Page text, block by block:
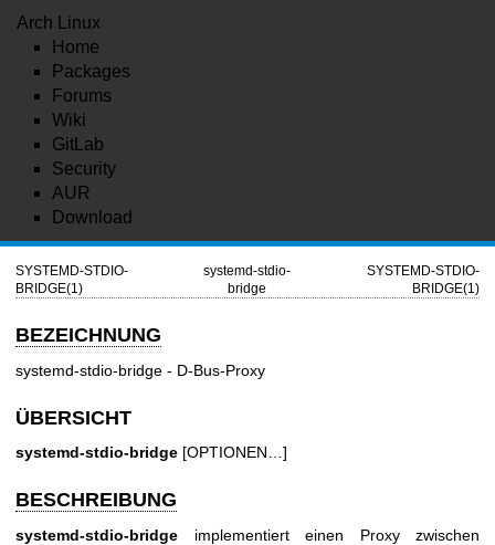
Arch Linux
Home
Packages
Forums
Wiki
GitLab
Security
AUR
Download
SYSTEMD-STDIO-
BRIDGE(1)
systemd-stdio-
bridge
SYSTEMD-STDIO-
BRIDGE(1)
BEZEICHNUNG
systemd-stdio-bridge - D-Bus-Proxy
ÜBERSICHT
systemd-stdio-bridge [OPTIONEN…]
BESCHREIBUNG
systemd-stdio-bridge implementiert einen Proxy zwischen